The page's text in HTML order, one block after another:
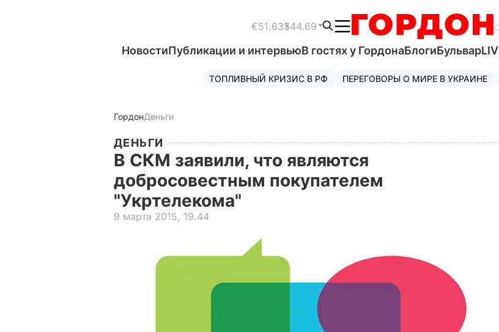
€51.63$44.69
НовостиПубликации и интервьюВ гостях у ГордонаБлогиБульвар
ТОПЛИВНЫЙ КРИЗИС В РФ ПЕРЕГОВОРЫ О МИРЕ В УКРАИНЕ
ГордонДеньги
ДЕНЬГИ
В СКМ заявили, что являются
добросовестным покупателем
"Укртелекома"
9 марта 2015, 19.44